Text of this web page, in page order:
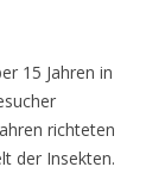
15 Jahren in
richteten
der Insekten.